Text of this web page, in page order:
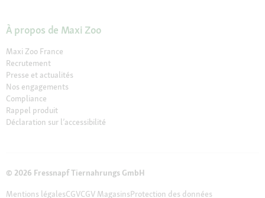
À propos de Maxi Zoo
Maxi Zoo France
Recrutement
Presse et actualités
Nos engagements
Compliance
Rappel produit
Déclaration sur l’accessibilité
© 2026 Fressnapf Tiernahrungs GmbH
Mentions légalesCGVCGV MagasinsProtection des données